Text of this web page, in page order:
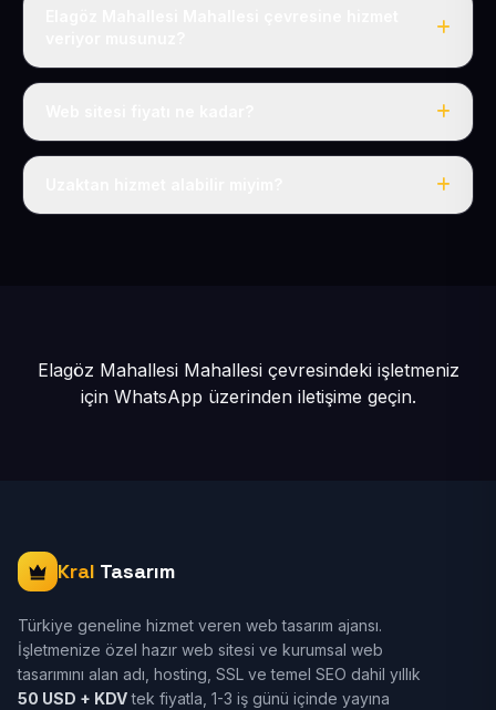
Evet, Elagöz Mahallesi dahil tüm Yeni Mahalle ve
Tek fiyat: yılda 50 USD + KDV, her şey dahil.
Elagöz Mahallesi Mahallesi çevresindeki işletmeniz
için WhatsApp üzerinden iletişime geçin.
Kral Tasarım
Türkiye geneline hizmet veren web tasarım ajansı.
İşletmenize özel hazır web sitesi ve kurumsal web
tasarımını alan adı, hosting, SSL ve temel SEO dahil yıllık
50 USD + KDVtek fiyatla, 1-3 iş günü içinde yayına